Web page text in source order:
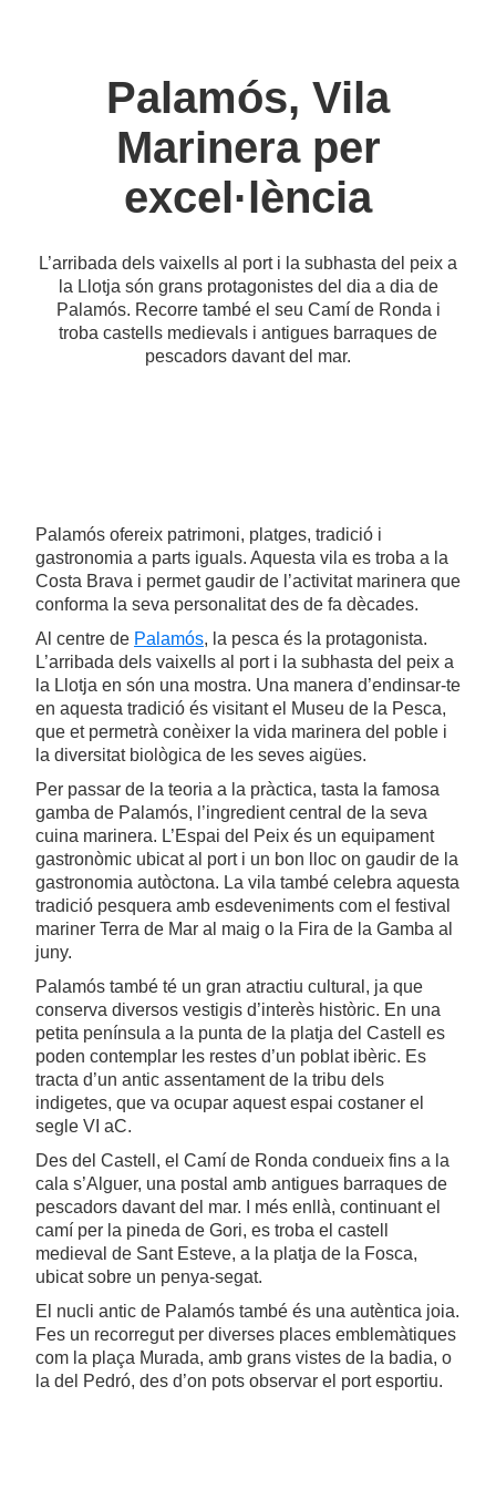
Palamós, Vila
Marinera per
excel·lència
L’arribada dels vaixells al port i la subhasta del peix a
la Llotja són grans protagonistes del dia a dia de
Palamós. Recorre també el seu Camí de Ronda i
troba castells medievals i antigues barraques de
pescadors davant del mar.
Palamós ofereix patrimoni, platges, tradició i
gastronomia a parts iguals. Aquesta vila es troba a la
Costa Brava i permet gaudir de l’activitat marinera que
conforma la seva personalitat des de fa dècades.
Al centre de Palamós, la pesca és la protagonista.
L’arribada dels vaixells al port i la subhasta del peix a
la Llotja en són una mostra. Una manera d’endinsar-te
en aquesta tradició és visitant el Museu de la Pesca,
que et permetrà conèixer la vida marinera del poble i
la diversitat biològica de les seves aigües.
Per passar de la teoria a la pràctica, tasta la famosa
gamba de Palamós, l’ingredient central de la seva
cuina marinera. L’Espai del Peix és un equipament
gastronòmic ubicat al port i un bon lloc on gaudir de la
gastronomia autòctona. La vila també celebra aquesta
tradició pesquera amb esdeveniments com el festival
mariner Terra de Mar al maig o la Fira de la Gamba al
juny.
Palamós també té un gran atractiu cultural, ja que
conserva diversos vestigis d’interès històric. En una
petita península a la punta de la platja del Castell es
poden contemplar les restes d’un poblat ibèric. Es
tracta d’un antic assentament de la tribu dels
indigetes, que va ocupar aquest espai costaner el
segle VI aC.
Des del Castell, el Camí de Ronda condueix fins a la
cala s’Alguer, una postal amb antigues barraques de
pescadors davant del mar. I més enllà, continuant el
camí per la pineda de Gori, es troba el castell
medieval de Sant Esteve, a la platja de la Fosca,
ubicat sobre un penya-segat.
El nucli antic de Palamós també és una autèntica joia.
Fes un recorregut per diverses places emblemàtiques
com la plaça Murada, amb grans vistes de la badia, o
la del Pedró, des d’on pots observar el port esportiu.